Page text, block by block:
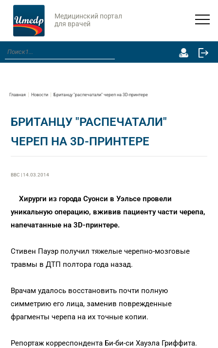
Медицинский портал
для врачей
Главная Новости Британцу "распечатали" череп на 3D-принтере
БРИТАНЦУ "РАСПЕЧАТАЛИ"
ЧЕРЕП НА 3D-ПРИНТЕРЕ
ВВС | 14.03.2014
Хирурги из города Суонси в Уэльсе провели
уникальную операцию, вживив пациенту части черепа,
напечатанные на 3D-принтере.
Стивен Пауэр получил тяжелые черепно-мозговые
травмы в ДТП полтора года назад.
Врачам удалось восстановить почти полную
симметрию его лица, заменив поврежденные
фрагменты черепа на их точные копии.
Репортаж корреспондента Би-би-си Хауэла Гриффита.